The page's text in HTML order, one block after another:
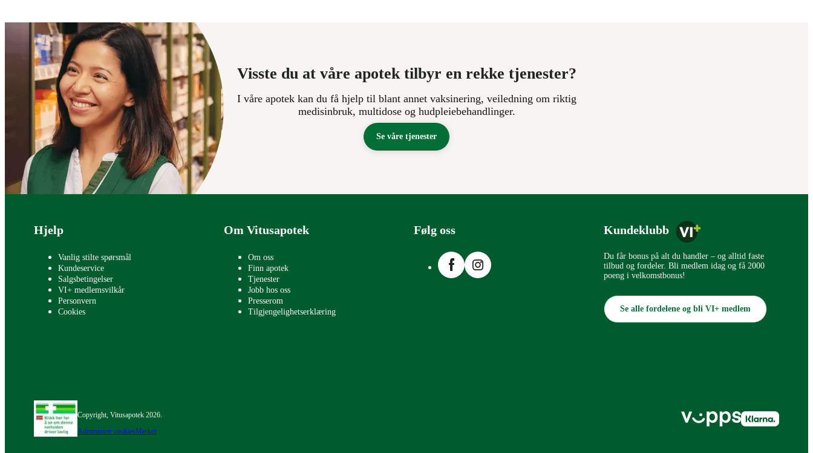
Visste du at våre apotek tilbyr en rekke tjenester?
I våre apotek kan du få hjelp til blant annet vaksinering, veiledning om riktig
medisinbruk, multidose og hudpleiebehandlinger.
Se våre tjenester
Bunntekst
Hjelp
Vanlig stilte spørsmål
Kundeservice
Salgsbetingelser
VI+ medlemsvilkår
Personvern
Cookies
Om Vitusapotek
Om oss
Finn apotek
Tjenester
Jobb hos oss
Presserom
Tilgjengelighetserklæring
Følg oss
FacebookInstagram
Kundeklubb
Du får bonus på alt du handler – og alltid faste
tilbud og fordeler. Bli medlem idag og få 2000
poeng i velkomstbonus!
Se alle fordelene og bli VI+ medlem
Copyright, Vitusapotek 2026.
Administrer cookiesMerker